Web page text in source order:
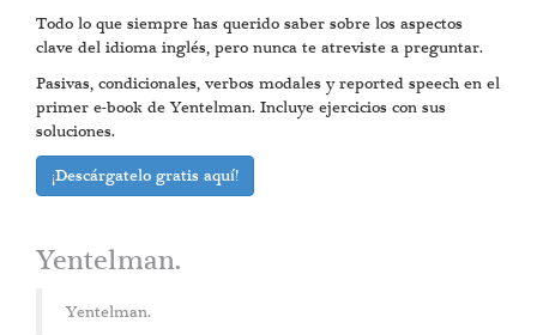
Todo lo que siempre has querido saber sobre los aspectos
clave del idioma inglés, pero nunca te atreviste a preguntar.
Pasivas, condicionales, verbos modales y reported speech en el
primer e-book de Yentelman. Incluye ejercicios con sus
soluciones.
¡Descárgatelo gratis aquí!
Yentelman.
Yentelman.